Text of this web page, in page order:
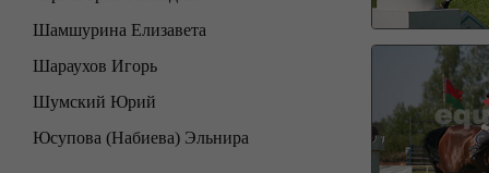
Шамшурина Елизавета
Шараухов Игорь
Шумский Юрий
Юсупова (Набиева) Эльнира